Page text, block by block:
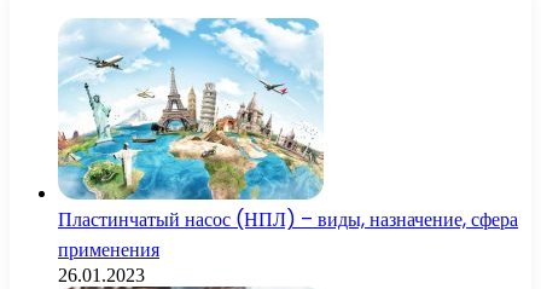
Пластинчатый насос (НПЛ) – виды, назначение, сфера
применения
26.01.2023